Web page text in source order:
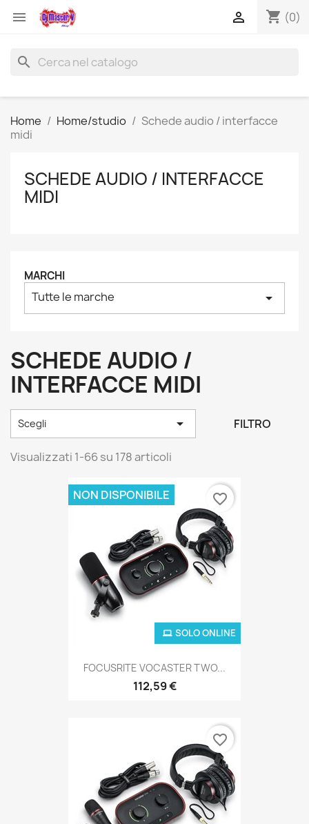
 shopping_cart (0)

search
Home Home/studio
Schede audio / interfacce
midi
SCHEDE AUDIO / INTERFACCE
MIDI
MARCHI
Tutte le marche arrow_drop_down
SCHEDE AUDIO /
INTERFACCE MIDI
Scegli  FILTRO
Visualizzati 1-66 su 178 articoli
FOCUSRITE VOCASTER TWO...
112,59 €
SOLO ONLINE
NON DISPONIBILE favorite_border
favorite_border